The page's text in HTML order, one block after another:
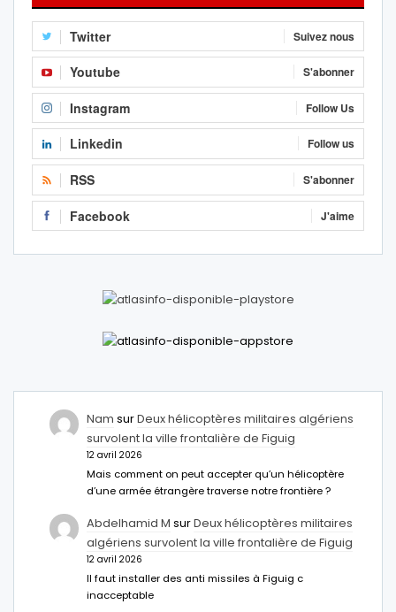
Twitter Suivez nous
Youtube S'abonner
Instagram Follow Us
Linkedin Follow us
RSS S'abonner
Facebook J'aime
Nam surDeux hélicoptères militaires algériens
survolent la ville frontalière de Figuig
12 avril 2026
Mais comment on peut accepter qu’un hélicoptère
d’une armée étrangère traverse notre frontière ?
Abdelhamid M surDeux hélicoptères militaires
algériens survolent la ville frontalière de Figuig
12 avril 2026
Il faut installer des anti missiles à Figuig c
inacceptable